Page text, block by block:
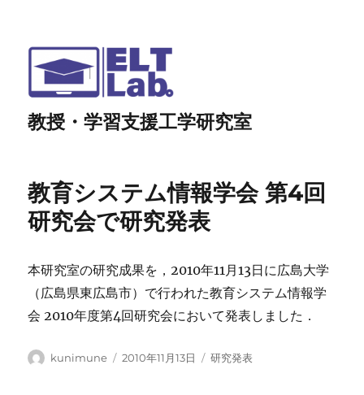
教授・学習支援工学研究室
教育システム情報学会 第4回
研究会で研究発表
本研究室の研究成果を，2010年11月13日に広島大学
（広島県東広島市）で行われた教育システム情報学
会 2010年度第4回研究会において発表しました．
投
kunimune
投
2010年11月13日
カ
研究発表